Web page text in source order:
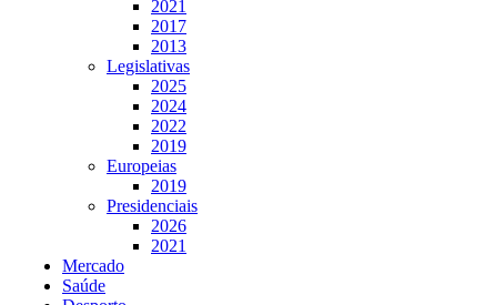
2021
2017
2013
Legislativas
2025
2024
2022
2019
Europeias
2019
Presidenciais
2026
2021
Mercado
Saúde